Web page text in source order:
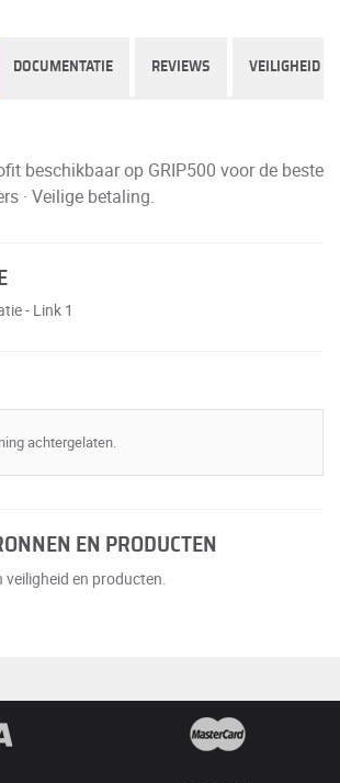
DOCUMENTATIE REVIEWS VEILIGHEID
beschikbaar op GRIP500 voor de beste
· Veilige betaling.
- Link 1
achtergelaten.
EN PRODUCTEN
veiligheid en producten.